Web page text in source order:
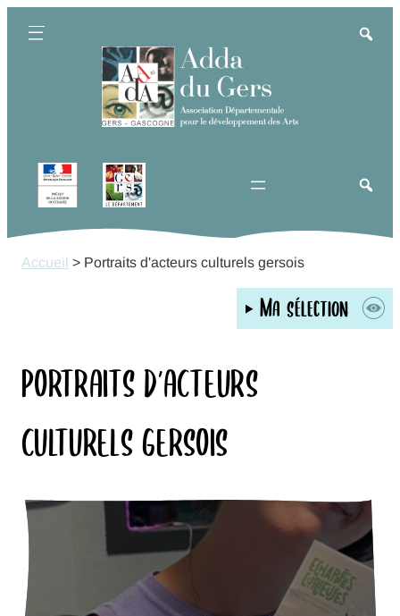
Accueil > Portraits d'acteurs culturels gersois
Ma sélection
PORTRAITS D’ACTEURS
CULTURELS GERSOIS